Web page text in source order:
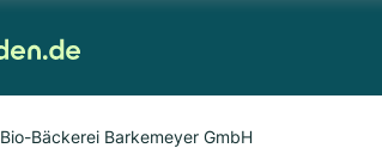
Bio-Bäckerei Barkemeyer GmbH